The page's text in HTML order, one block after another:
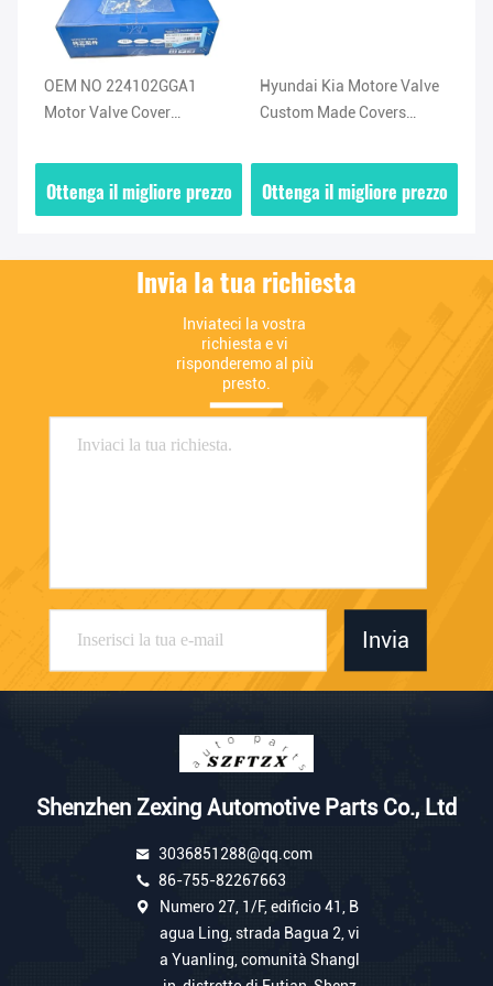
OEM NO 224102GGA1
Motor Valve Cover
per KIA HYUNDAI
Ottenga il migliore prezzo
Hyundai Kia Motore Valve
Custom Made Covers
Lunghezza 58cm
Ottenga il migliore prezzo
Invia la tua richiesta
Inviateci la vostra
richiesta e vi
risponderemo al più
presto.
Invia
Shenzhen Zexing Automotive Parts Co., Ltd
3036851288@qq.com
86-755-82267663
Numero 27, 1/F, edificio 41, B
agua Ling, strada Bagua 2, vi
a Yuanling, comunità Shangl